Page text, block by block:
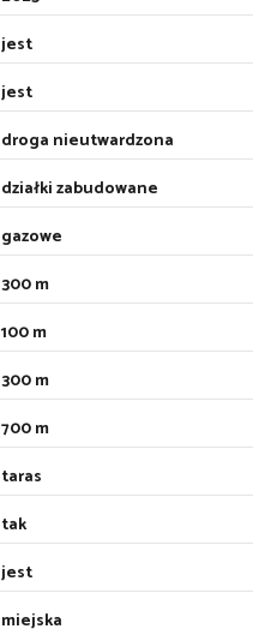
jest
jest
droga nieutwardzona
działki zabudowane
gazowe
300 m
100 m
300 m
700 m
taras
tak
jest
miejska